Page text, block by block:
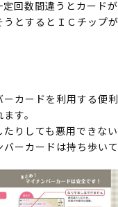
定回数間違うとカード
うとするとＩＣチップ
カードを利用する便
す。
りしても悪用できな
ーカードは持ち歩いて